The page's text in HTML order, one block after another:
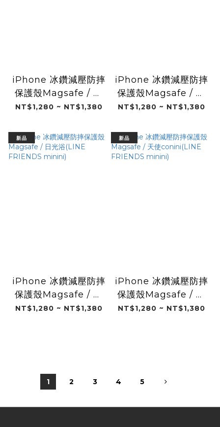
iPhone 冰鑽減壓防摔
保護殼Magsafe / 那
年夏天(LINE
NT$1,280 ~ NT$1,380
iPhone 冰鑽減壓防摔
保護殼Magsafe / 加
油應援團(LINE
NT$1,280 ~ NT$1,380
新品
iPhone 冰鑽減壓防摔
保護殼Magsafe / 日
光浴(LINE FRIENDS
NT$1,280 ~ NT$1,380
新品
iPhone 冰鑽減壓防摔
保護殼Magsafe / 天
使conini(LINE
NT$1,280 ~ NT$1,380
1 2 3 4 5